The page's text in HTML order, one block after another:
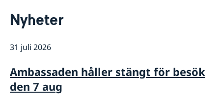
Om oss
Vi är en resurs för svenska företag
Så kan du få stöd
Svenska företag i Rwanda
Aktuellt
Nyheter
Nyheter
31 juli 2026
Ambassaden håller stängt för besök
den 7 aug